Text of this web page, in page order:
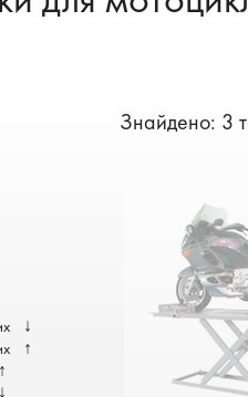
↓
↑
↑
↓
Знайдено: 3